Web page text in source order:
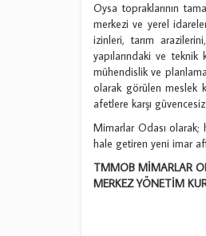
Oysa topraklarının
merkezi ve yerel
izinleri, tarım
yapılarındaki ve teknik
mühendislik ve
olarak görülen meslek
afetlere karşı
Mimarlar Odası olarak;
hale getiren yeni imar
TMMOB MİMARLAR
MERKEZ YÖNETİM